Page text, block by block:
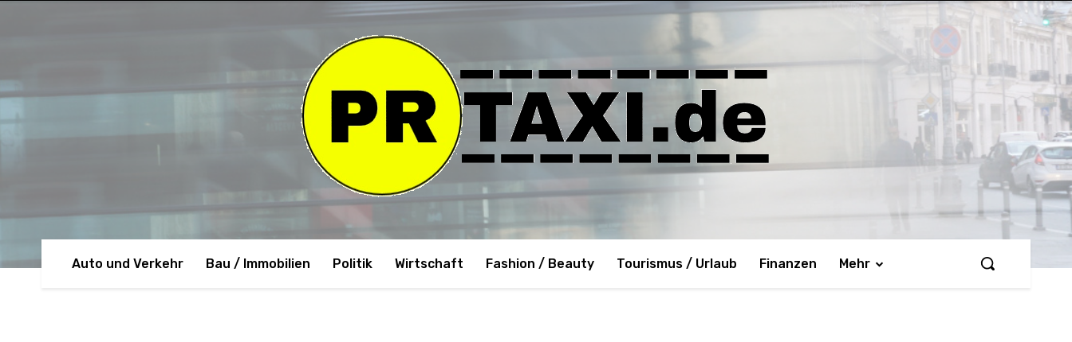
Auto und Verkehr Bau / Immobilien Politik Wirtschaft Fashion / Beauty Tourismus / Urlaub Finanzen Mehr